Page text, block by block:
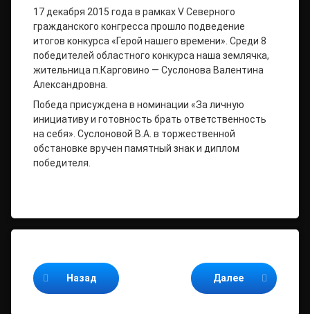
17 декабря 2015 года в рамках V Северного
гражданского конгресса прошло подведение
итогов конкурса «Герой нашего времени». Среди 8
победителей областного конкурса наша землячка,
жительница п.Карговино — Суслонова Валентина
Александровна.
Победа присуждена в номинации «За личную
инициативу и готовность брать ответственность
на себя». Суслоновой В.А. в торжественной
обстановке вручен памятный знак и диплом
победителя.
Назад Далее